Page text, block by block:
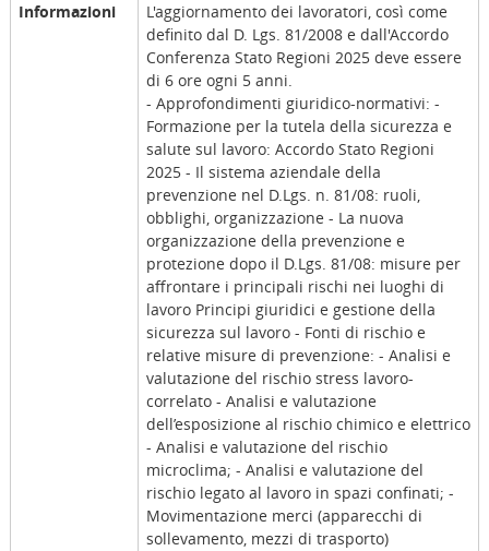
Informazioni
L'aggiornamento dei lavoratori, così come
definito dal D. Lgs. 81/2008 e dall'Accordo
Conferenza Stato Regioni 2025 deve essere
di 6 ore ogni 5 anni.
- Approfondimenti giuridico-normativi: -
Formazione per la tutela della sicurezza e
salute sul lavoro: Accordo Stato Regioni
2025 - Il sistema aziendale della
prevenzione nel D.Lgs. n. 81/08: ruoli,
obblighi, organizzazione - La nuova
organizzazione della prevenzione e
protezione dopo il D.Lgs. 81/08: misure per
affrontare i principali rischi nei luoghi di
lavoro Principi giuridici e gestione della
sicurezza sul lavoro - Fonti di rischio e
relative misure di prevenzione: - Analisi e
valutazione del rischio stress lavoro-
correlato - Analisi e valutazione
dell’esposizione al rischio chimico e elettrico
- Analisi e valutazione del rischio
microclima; - Analisi e valutazione del
rischio legato al lavoro in spazi confinati; -
Movimentazione merci (apparecchi di
sollevamento, mezzi di trasporto)